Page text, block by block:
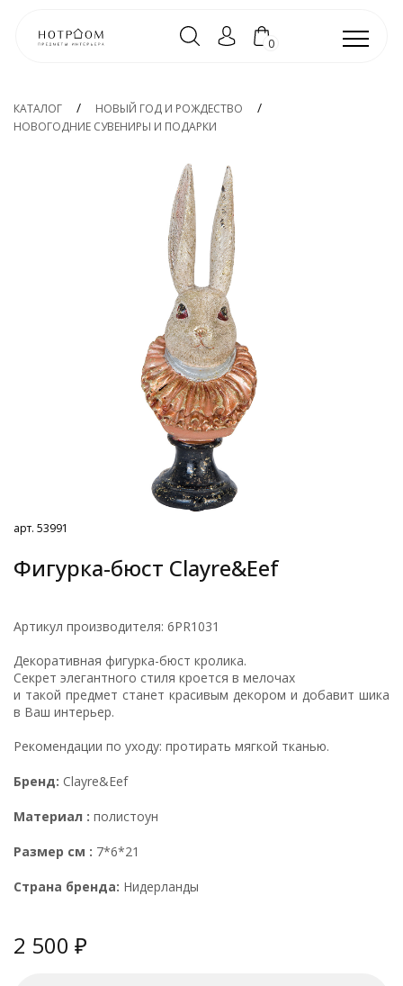
0
КАТАЛОГ
НОВЫЙ ГОД И РОЖДЕСТВО
НОВОГОДНИЕ СУВЕНИРЫ И ПОДАРКИ
арт. 53991
Фигурка-бюст Clayre&Eef
Артикул производителя: 6PR1031
Декоративная фигурка-бюст кролика.
Секрет элегантного стиля кроется в мелочах
и такой предмет станет красивым декором и добавит шика
в Ваш интерьер.
Рекомендации по уходу: протирать мягкой тканью.
Бренд: Clayre&Eef
Материал : полистоун
Размер см : 7*6*21
Страна бренда: Нидерланды
2 500